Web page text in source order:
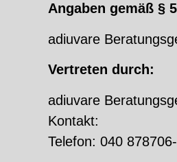
Angaben gemäß §
adiuvare
Vertreten durch:
adiuvare
Kontakt:
Telefon: 040